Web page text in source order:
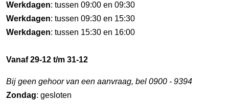
Werkdagen: tussen 09:00 en 09:30
Werkdagen: tussen 09:30 en 15:30
Werkdagen: tussen 15:30 en 16:00
Vanaf 29-12 t/m 31-12
Bij geen gehoor van een aanvraag, bel 0900 - 9394
Zondag: gesloten